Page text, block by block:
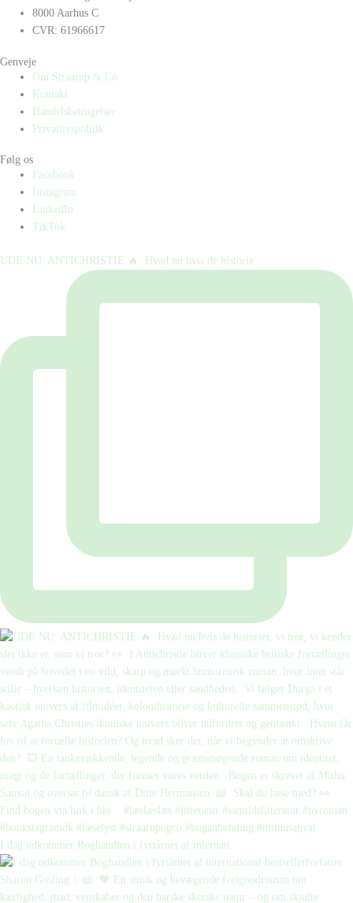
8000 Aarhus C
CVR: 61966617
Genveje
Om Straarup & Co
Kontakt
Handelsbetingelser
Privatlivspolitik
Følg os
Facebook
Instagram
LinkedIn
TikTok
UDE NU: ANTICHRISTIE 🔥⁠ ⁠ Hvad nu hvis de historie
I dag udkommer Boghandlen i fyrtårnet af internati